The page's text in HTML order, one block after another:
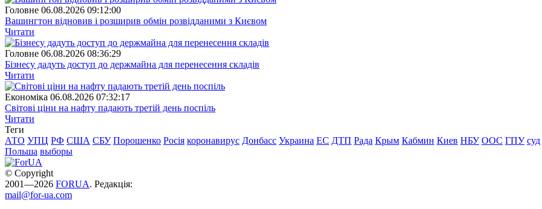
Головне 06.08.2026 09:12:00
Вашингтон відновив і розширив обмін розвідданими з Києвом
Читати
Головне 06.08.2026 08:36:29
Бізнесу дадуть доступ до держмайна для перенесення складів
Читати
Економіка 06.08.2026 07:32:17
Світові ціни на нафту падають третій день поспіль
Читати
Теги
АТО УПЦ РФ США СБУ Порошенко Росія коронавирус Донбасс Украина ЕС ДТП Рада Крым Кабмин Киев НБУ ООС ГПУ суд
Польша выборы
© Copyright
2001—2026 FORUA. Редакція:
mail@for-ua.com